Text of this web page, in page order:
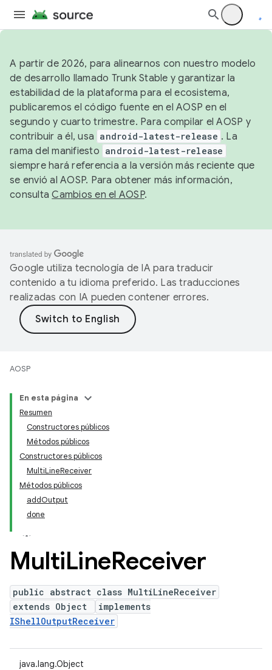
A partir de 2026, para alinearnos con nuestro modelo
de desarrollo llamado Trunk Stable y garantizar la
estabilidad de la plataforma para el ecosistema,
publicaremos el código fuente en el AOSP en el
segundo y cuarto trimestre. Para compilar el AOSP y
contribuir a él, usa android-latest-release . La
rama del manifiesto android-latest-release
siempre hará referencia a la versión más reciente que
se envió al AOSP. Para obtener más información,
consultaCambios en el AOSP.
Google utiliza tecnología de IA para traducir
contenido a tu idioma preferido. Las traducciones
realizadas con IA pueden contener errores.
AOSP
En esta página
Resumen
Constructores públicos
Métodos públicos
Constructores públicos
MultiLineReceiver
Métodos públicos
addOutput
done
MultiLineReceiver
public abstract class MultiLineReceiver
extends Object
implements
IShellOutputReceiver
java.lang.Object